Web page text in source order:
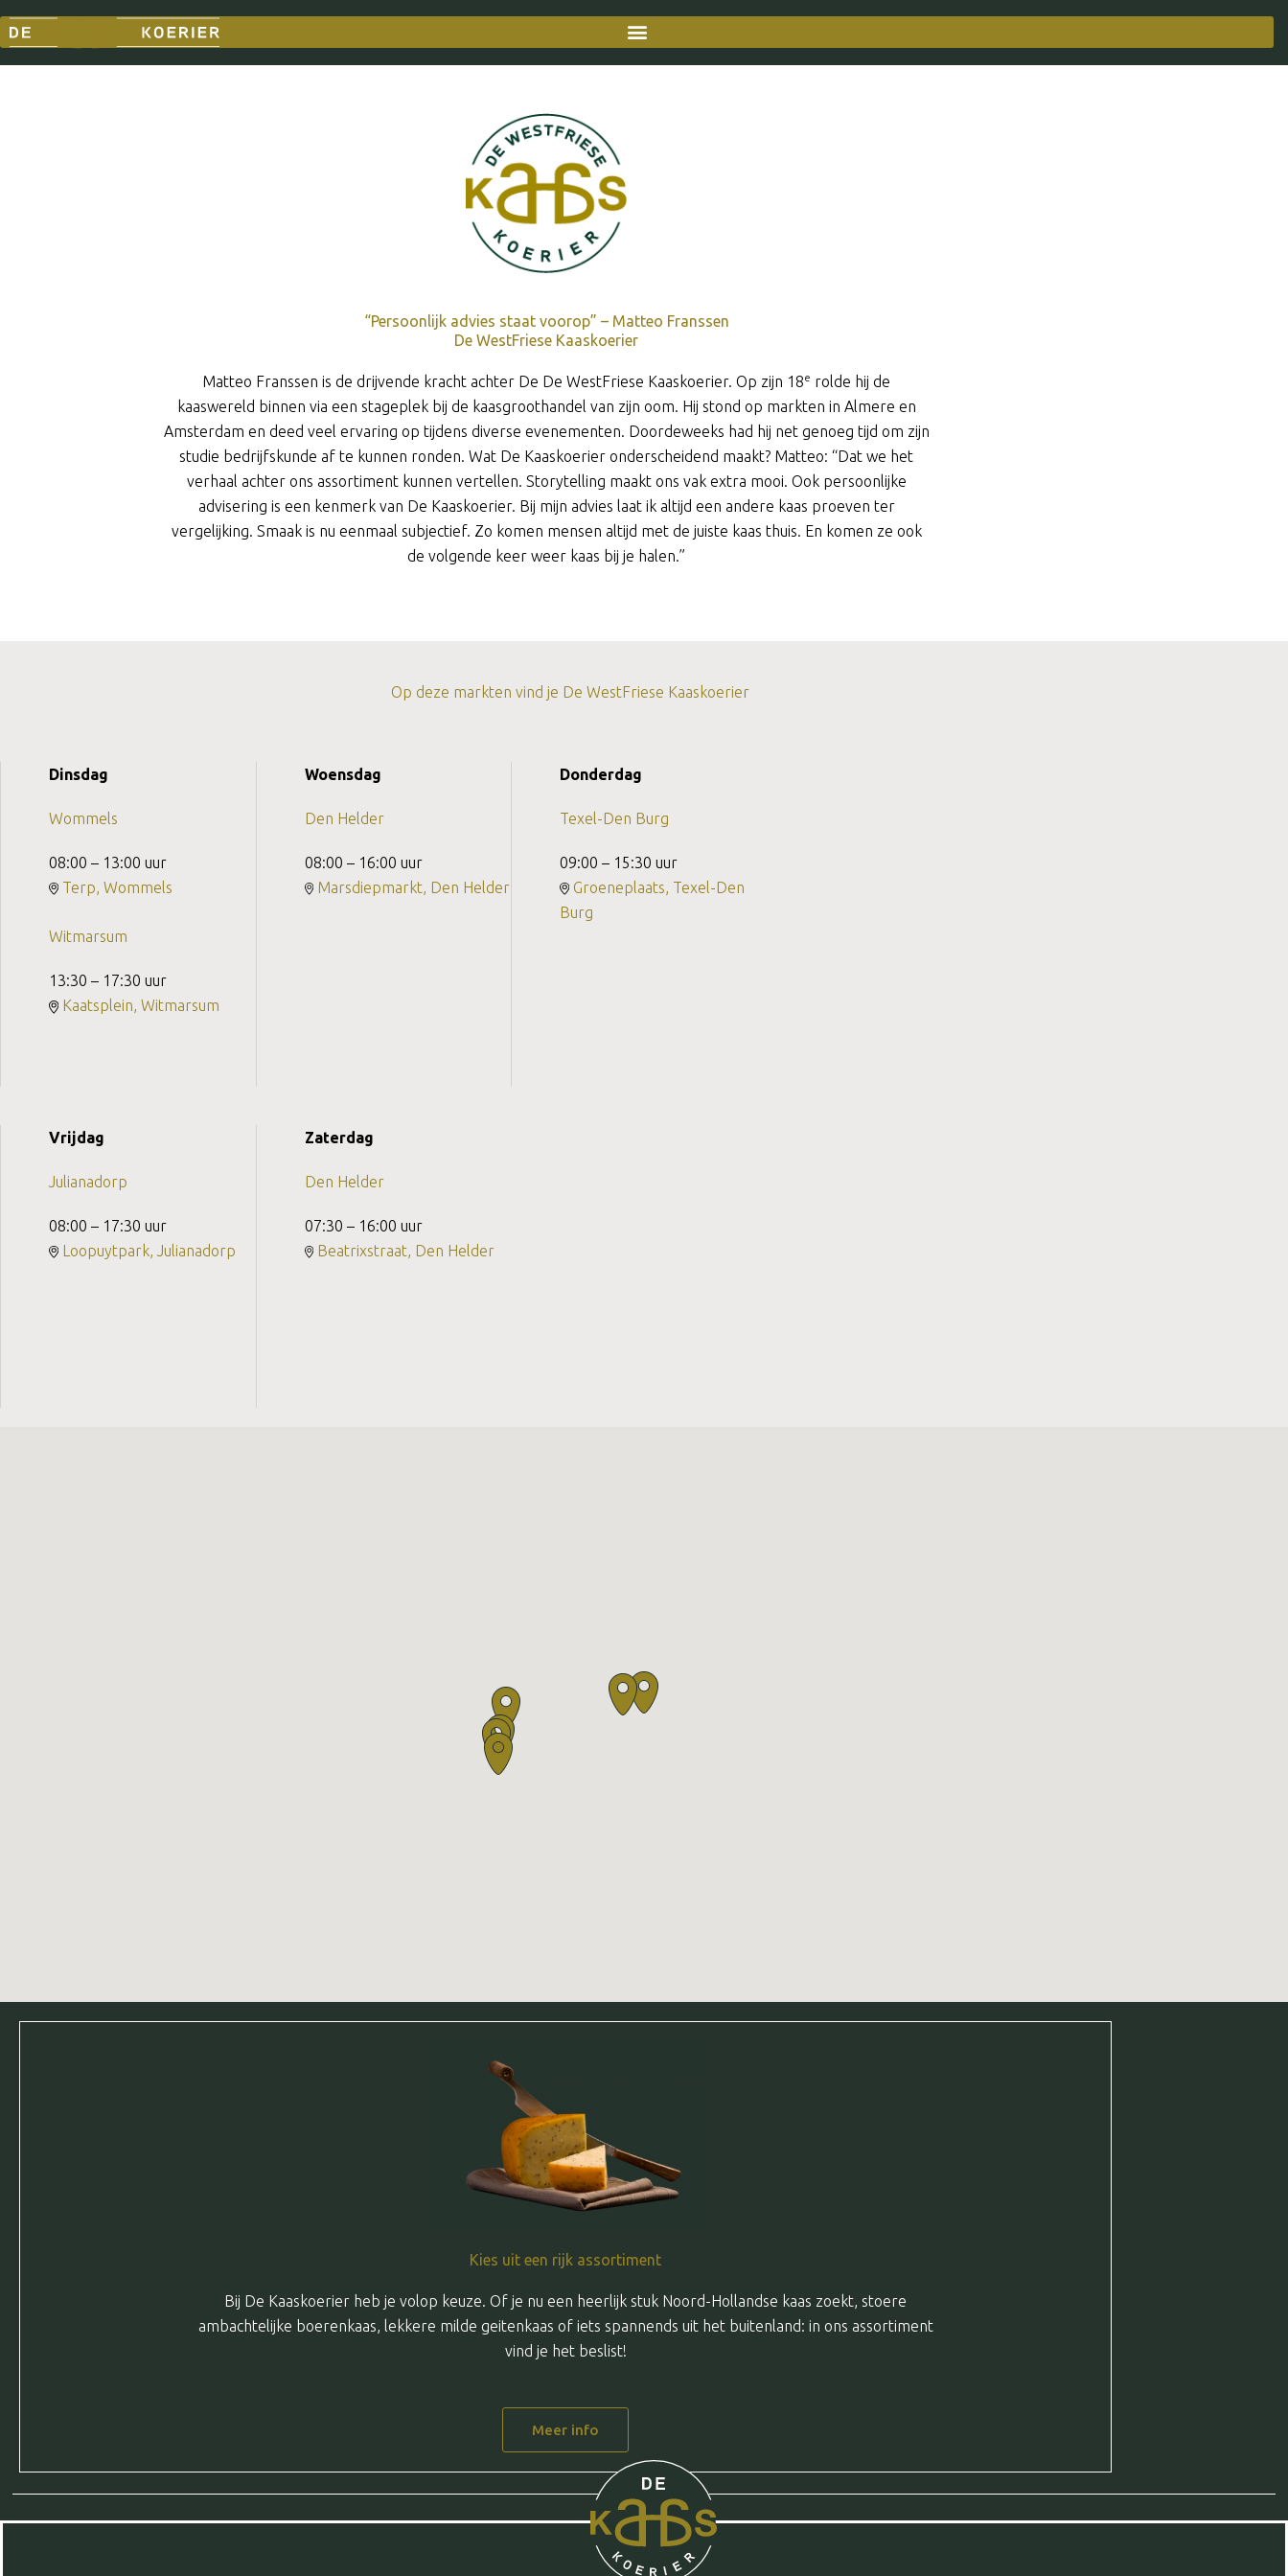
“Persoonlijk advies staat voorop” – Matteo Franssen
De WestFriese Kaaskoerier
Matteo Franssen is de drijvende kracht achter De De WestFriese Kaaskoerier. Op zijn 18e rolde hij de
kaaswereld binnen via een stageplek bij de kaasgroothandel van zijn oom. Hij stond op markten in Almere en
Amsterdam en deed veel ervaring op tijdens diverse evenementen. Doordeweeks had hij net genoeg tijd om zijn
studie bedrijfskunde af te kunnen ronden. Wat De Kaaskoerier onderscheidend maakt? Matteo: “Dat we het
verhaal achter ons assortiment kunnen vertellen. Storytelling maakt ons vak extra mooi. Ook persoonlijke
advisering is een kenmerk van De Kaaskoerier. Bij mijn advies laat ik altijd een andere kaas proeven ter
vergelijking. Smaak is nu eenmaal subjectief. Zo komen mensen altijd met de juiste kaas thuis. En komen ze ook
de volgende keer weer kaas bij je halen.”
Op deze markten vind je De WestFriese Kaaskoerier
Dinsdag
Wommels
08:00 – 13:00 uur
Terp, Wommels
Witmarsum
13:30 – 17:30 uur
Kaatsplein, Witmarsum
Woensdag
Den Helder
08:00 – 16:00 uur
Marsdiepmarkt, Den Helder
Donderdag
Texel-Den Burg
09:00 – 15:30 uur
Groeneplaats, Texel-Den
Burg
Vrijdag
Julianadorp
08:00 – 17:30 uur
Loopuytpark, Julianadorp
Zaterdag
Den Helder
07:30 – 16:00 uur
Beatrixstraat, Den Helder
Kies uit een rijk assortiment
Bij De Kaaskoerier heb je volop keuze. Of je nu een heerlijk stuk Noord-Hollandse kaas zoekt, stoere
ambachtelijke boerenkaas, lekkere milde geitenkaas of iets spannends uit het buitenland: in ons assortiment
vind je het beslist!
Meer info